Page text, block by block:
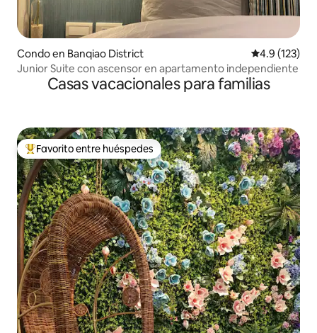
Condo en Banqiao District Calificación
4.9 (123)
Junior Suite con ascensor en apartamento independiente
Casas vacacionales para familias
Favorito entre huéspedes preferido
Favorito entre huéspedes